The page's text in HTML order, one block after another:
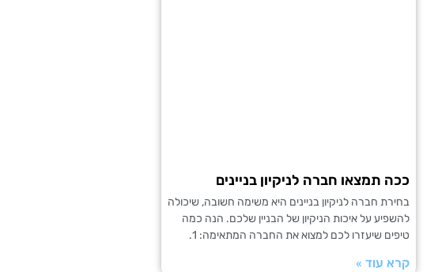
ככה תמצאו חברה לניקיון בניינים
בחירת חברה לניקיון בניינים היא משימה חשובה, שיכולה
להשפיע על איכות הניקיון של הבניין שלכם. הנה כמה
טיפים שיעזרו לכם למצוא את החברה המתאימה: 1.
קרא עוד »